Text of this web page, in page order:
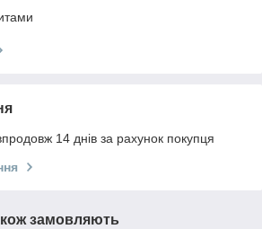
14 днів за рахунок покупця
замовляють